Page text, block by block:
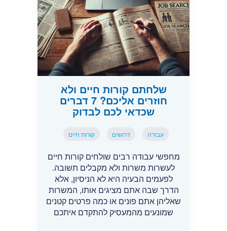
שלחתם קורות חיים ולא
חוזרים אליכם? 7 דברים
שכדאי לכם לבדוק
עבודה דרושים קורות חיים
מחפשי עבודה רבים שולחים קורות חיים
לעשרות משרות ולא מקבלים תשובה.
לפעמים הבעיה היא לא הניסיון, אלא
הדרך שבה אתם מציגים אותו, המשרות
שאליהן אתם פונים או כמה פרטים קטנים
שמונעים מהמעסיק להתקדם איתכם